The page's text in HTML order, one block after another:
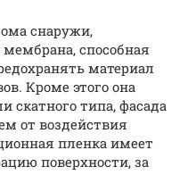
снаружи,
способная
материал
Кроме этого она
скатного типа, фасада
от воздействия
пленка имеет
поверхности, за